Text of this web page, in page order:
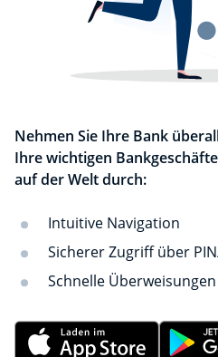
Nehmen Sie Ihre Bank
Ihre wichtigen
auf der Welt durch:
Intuitive Navigation
Sicherer Zugriff über
Schnelle Überweisungen